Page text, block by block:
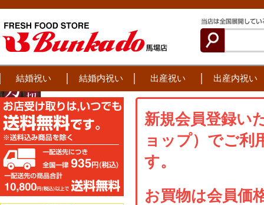
結婚祝い 結婚内祝い 出産祝い 出産内祝い
新規会員登録い
ョップ）でご利
す。
お買物は会員価